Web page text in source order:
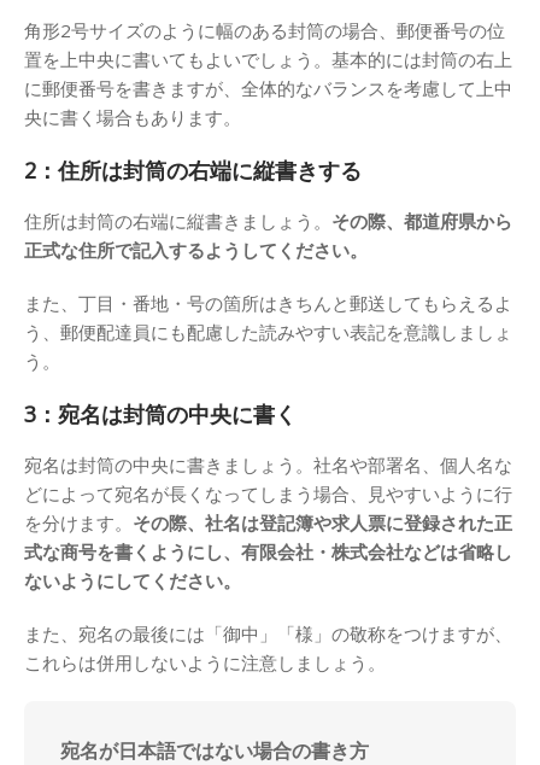
角形2号サイズのように幅のある封筒の場合、郵便番号の位
置を上中央に書いてもよいでしょう。基本的には封筒の右上
に郵便番号を書きますが、全体的なバランスを考慮して上中
央に書く場合もあります。
2：住所は封筒の右端に縦書きする
住所は封筒の右端に縦書きましょう。 その際、都道府県から
正式な住所で記入するようしてください。
また、丁目・番地・号の箇所はきちんと郵送してもらえるよ
う、郵便配達員にも配慮した読みやすい表記を意識しましょ
う。
3：宛名は封筒の中央に書く
宛名は封筒の中央に書きましょう。社名や部署名、個人名な
どによって宛名が長くなってしまう場合、見やすいように行
を分けます。 その際、社名は登記簿や求人票に登録された正
式な商号を書くようにし、有限会社・株式会社などは省略し
ないようにしてください。
また、宛名の最後には「御中」「様」の敬称をつけますが、
これらは併用しないように注意しましょう。
宛名が日本語ではない場合の書き方